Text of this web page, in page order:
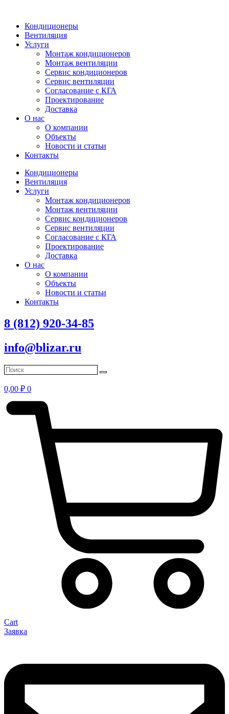
Кондиционеры
Вентиляция
Услуги
Монтаж кондиционеров
Монтаж вентиляции
Сервис кондиционеров
Сервис вентиляции
Согласование с КГА
Проектирование
Доставка
О нас
О компании
Объекты
Новости и статьи
Контакты
Кондиционеры
Вентиляция
Услуги
Монтаж кондиционеров
Монтаж вентиляции
Сервис кондиционеров
Сервис вентиляции
Согласование с КГА
Проектирование
Доставка
О нас
О компании
Объекты
Новости и статьи
Контакты
8 (812) 920-34-85
info@blizar.ru
0,00 ₽ 0
Cart
Заявка